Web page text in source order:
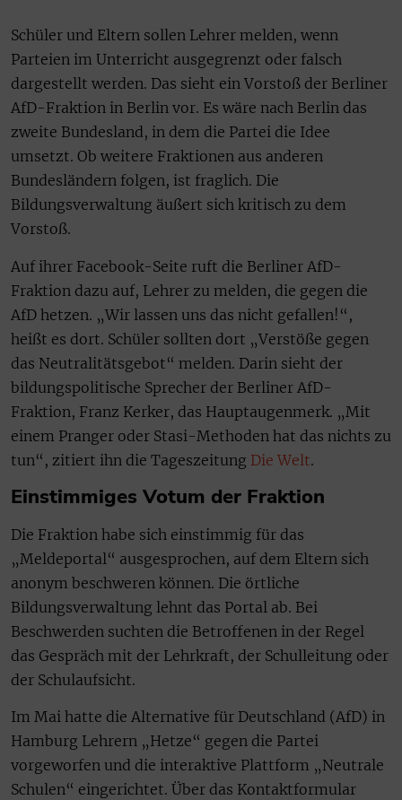
Schüler und Eltern sollen Lehrer melden, wenn
Parteien im Unterricht ausgegrenzt oder falsch
dargestellt werden. Das sieht ein Vorstoß der Berliner
AfD-Fraktion in Berlin vor. Es wäre nach Berlin das
zweite Bundesland, in dem die Partei die Idee
umsetzt. Ob weitere Fraktionen aus anderen
Bundesländern folgen, ist fraglich. Die
Bildungsverwaltung äußert sich kritisch zu dem
Vorstoß.
Auf ihrer Facebook-Seite ruft die Berliner AfD-
Fraktion dazu auf, Lehrer zu melden, die gegen die
AfD hetzen. „Wir lassen uns das nicht gefallen!“,
heißt es dort. Schüler sollten dort „Verstöße gegen
das Neutralitätsgebot“ melden. Darin sieht der
bildungspolitische Sprecher der Berliner AfD-
Fraktion, Franz Kerker, das Hauptaugenmerk. „Mit
einem Pranger oder Stasi-Methoden hat das nichts zu
tun“, zitiert ihn die Tageszeitung Die Welt.
Einstimmiges Votum der Fraktion
Die Fraktion habe sich einstimmig für das
„Meldeportal“ ausgesprochen, auf dem Eltern sich
anonym beschweren können. Die örtliche
Bildungsverwaltung lehnt das Portal ab. Bei
Beschwerden suchten die Betroffenen in der Regel
das Gespräch mit der Lehrkraft, der Schulleitung oder
der Schulaufsicht.
Im Mai hatte die Alternative für Deutschland (AfD) in
Hamburg Lehrern „Hetze“ gegen die Partei
vorgeworfen und die interaktive Plattform „Neutrale
Schulen“ eingerichtet. Über das Kontaktformular